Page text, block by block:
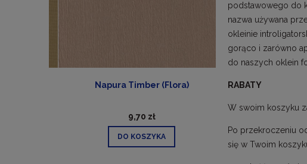
Napura Timber (Flora)
9,70 zł
DO KOSZYKA
podstawowego do
nazwa używana
okleinie
gorąco i zarówno
do naszych oklein
RABATY
W swoim koszyku
Po przekroczeniu
się w Twoim